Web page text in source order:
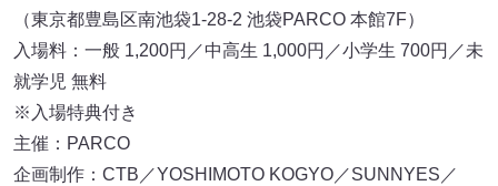
（東京都豊島区南池袋1-28-2 池袋PARCO 本館7F）
入場料：一般 1,200円／中高生 1,000円／小学生 700円／未
就学児 無料
※入場特典付き
主催：PARCO
企画制作：CTB／YOSHIMOTO KOGYO／SUNNYES／